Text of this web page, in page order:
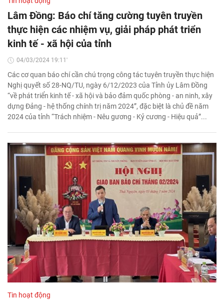
Lâm Đồng: Báo chí tăng cường tuyên truyền
thực hiện các nhiệm vụ, giải pháp phát triển
kinh tế - xã hội của tỉnh
04/03/2024 19:11'
Các cơ quan báo chí cần chú trọng công tác tuyên truyền thực hiện
Nghị quyết số 28-NQ/TU, ngày 6/12/2023 của Tỉnh ủy Lâm Đồng
“về phát triển kinh tế - xã hội và bảo đảm quốc phòng - an ninh, xây
dựng Đảng - hệ thống chính trị năm 2024”, đặc biệt là chủ đề năm
2024 của tỉnh “Trách nhiệm - Nêu gương - Kỷ cương - Hiệu quả”...
Tin hoạt động